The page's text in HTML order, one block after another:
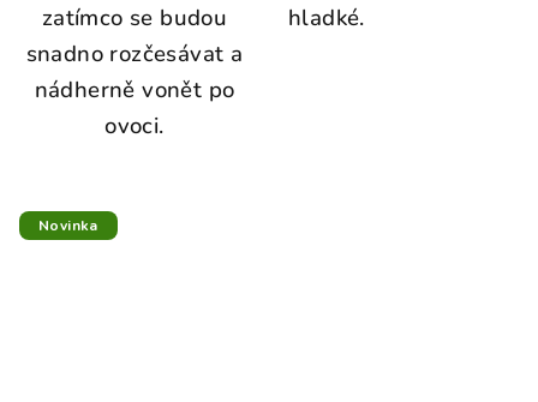
zatímco se budou
snadno rozčesávat a
nádherně vonět po
ovoci.
hladké.
Novinka